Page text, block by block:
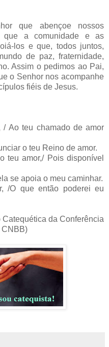
que abençoe nossos
que a comunidade e as
los e que, todos juntos,
de paz, fraternidade,
Assim o pedimos ao Pai,
o Senhor nos acompanhe
fiéis de Jesus.
/ Ao teu chamado de amor
o teu Reino de amor.
teu amor,/ Pois disponível
se apoia o meu caminhar.
/O que então poderei eu
da Conferência
CNBB)